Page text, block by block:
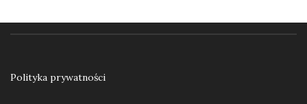
Dodaj do koszyka
Polityka prywatności